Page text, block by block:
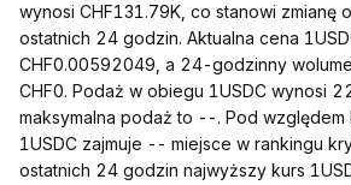
wynosi CHF131.79K, co stanowi zmianę
ostatnich 24 godzin. Aktualna cena
CHF0.00592049, a 24-godzinny
CHF0. Podaż w obiegu 1USDC wynosi
maksymalna podaż to --. Pod względem
1USDC zajmuje -- miejsce w rankingu
ostatnich 24 godzin najwyższy kurs